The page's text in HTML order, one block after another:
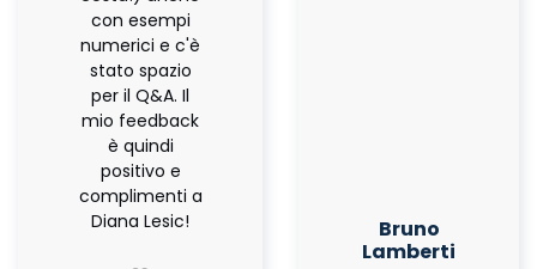
con esempi
numerici e c'è
stato spazio
per il Q&A. Il
mio feedback
è quindi
positivo e
complimenti a
Diana Lesic!
Bruno
Lamberti